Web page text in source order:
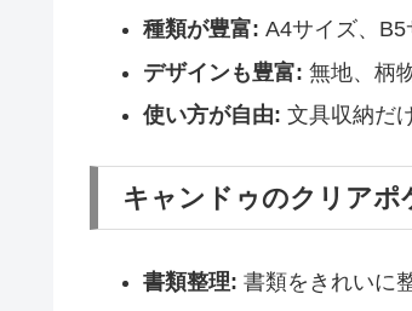
種類が豊富: A4サイズ、B5
デザインも豊富: 無地、柄
使い方が自由: 文具収納だ
キャンドゥのクリアポ
書類整理: 書類をきれいに